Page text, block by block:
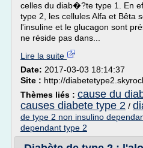
celles du diab�?te type 1. En
type 2, les cellules Alfa et Bêta
l'insuline et le glucagon sont
ne réside pas dans...
Lire la suite
Date: 2017-03-03 18:14:37
Site : http://
Thèmes liés : cause du
causes diabete type 2 /
de type 2 non insulino
dependant type 2